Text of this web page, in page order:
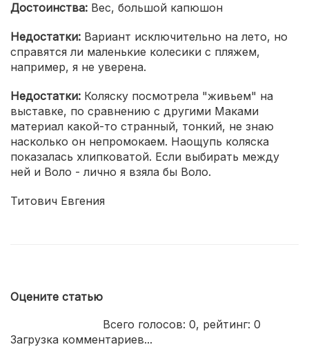
Достоинства: Вес, большой капюшон
Недостатки: Вариант исключительно на лето, но
справятся ли маленькие колесики с пляжем,
например, я не уверена.
Недостатки: Коляску посмотрела "живьем" на
выставке, по сравнению с другими Маками
материал какой-то странный, тонкий, не знаю
насколько он непромокаем. Наощупь коляска
показалась хлипковатой. Если выбирать между
ней и Воло - лично я взяла бы Воло.
Титович Евгения
Оцените статью
Всего голосов: 0, рейтинг: 0
Загрузка комментариев...